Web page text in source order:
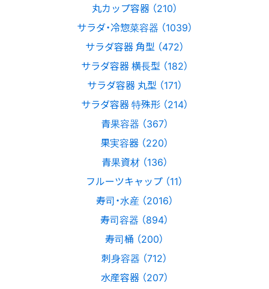
丸カップ容器 （210）
サラダ・冷惣菜容器 （1039）
サラダ容器 角型 （472）
サラダ容器 横長型 （182）
サラダ容器 丸型 （171）
サラダ容器 特殊形 （214）
青果容器 （367）
果実容器 （220）
青果資材 （136）
フルーツキャップ （11）
寿司・水産 （2016）
寿司容器 （894）
寿司桶 （200）
刺身容器 （712）
水産容器 （207）